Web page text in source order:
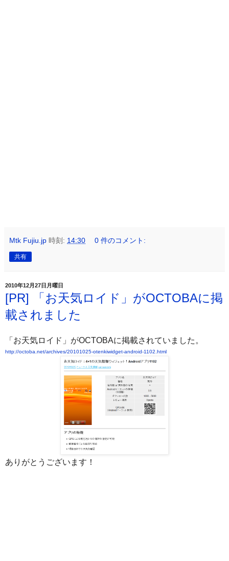
Mtk Fujiu.jp 時刻: 14:30 0 件のコメント:
共有
2010年12月27日月曜日
[PR] 「お天気ロイド」がOCTOBAに掲
載されました
「お天気ロイド」がOCTOBAに掲載されていました。
http://octoba.net/archives/20101025-otenkiwidget-android-1102.html
ありがとうございます！